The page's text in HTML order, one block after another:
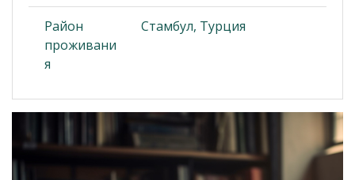
Район
проживани
я
Стамбул, Турция